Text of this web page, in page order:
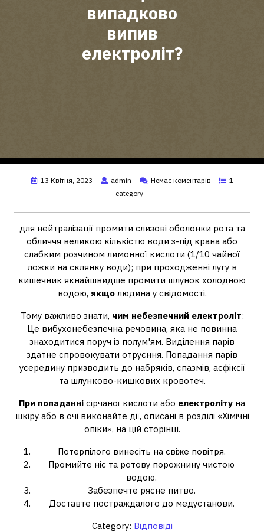
випадково
випив
електроліт?
13 Квітня, 2023 admin Немає коментарів
1
category
для нейтралізації промити слизові оболонки рота та
обличчя великою кількістю води з-під крана або
слабким розчином лимонної кислоти (1/10 чайної
ложки на склянку води); при проходженні лугу в
кишечник якнайшвидше промити шлунок холодною
водою, якщолюдина у свідомості.
Тому важливо знати, чим небезпечний електроліт:
Це вибухонебезпечна речовина, яка не повинна
знаходитися поруч із полум'ям. Виділення парів
здатне спровокувати отруєння. Попадання парів
усередину призводить до набряків, спазмів, асфіксії
та шлунково-кишкових кровотеч.
При попаданні сірчаної кислоти або електроліту на
шкіру або в очі виконайте дії, описані в розділі «Хімічні
опіки», на цій сторінці.
Потерпілого винесіть на свіже повітря.
Промийте ніс та ротову порожнину чистою
водою.
Забезпечте рясне питво.
Доставте постраждалого до медустанови.
Category: Відповіді